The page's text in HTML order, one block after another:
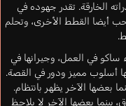
الخارقة. تقدر جهوده في
تحب أيضا القطط الأخرى، وتحلم
في العمل، وجيرانها في
أسلوب مميز ودور في القصة.
الآخر يظهر بانتظام.
بعضها الآخر لا يلاحظ